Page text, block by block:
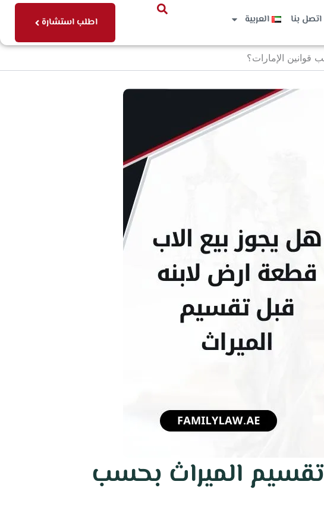
اتصل بنا العربية اطلب استشارة
الإمارات؟
الميراث بحسب